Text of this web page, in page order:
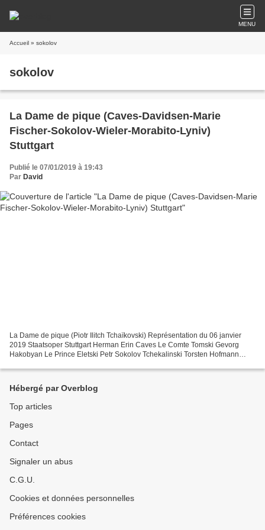
MENU
Accueil » sokolov
sokolov
La Dame de pique (Caves-Davidsen-Marie
Fischer-Sokolov-Wieler-Morabito-Lyniv)
Stuttgart
Publié le 07/01/2019 à 19:43
Par David
La Dame de pique (Piotr Ilitch Tchaïkovski) Représentation du 06 janvier
2019 Staatsoper Stuttgart Herman Erin Caves Le Comte Tomski Gevorg
Hakobyan Le Prince Eletski Petr Sokolov Tchekalinski Torsten Hofmann
Hébergé par Overblog
Top articles
Pages
Contact
Signaler un abus
C.G.U.
Cookies et données personnelles
Préférences cookies